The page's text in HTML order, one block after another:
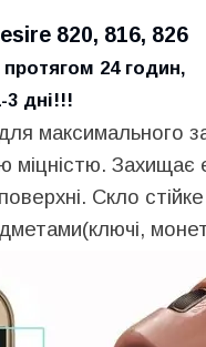
820, 816, 826
протягом 24 годин,
3 дні!!!
максимального
Захищає
Скло